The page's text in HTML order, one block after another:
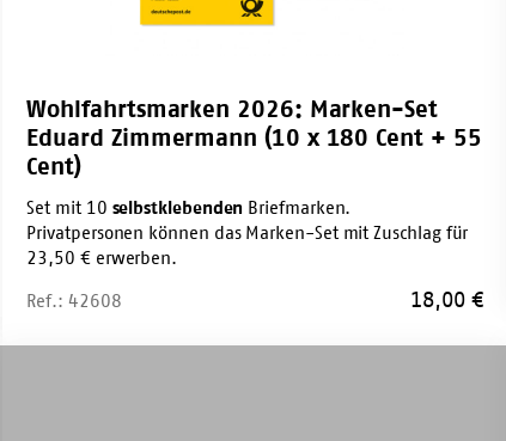
Wohlfahrtsmarken 2026: Marken-Set
Eduard Zimmermann (10 x 180 Cent + 55
Cent)
Set mit 10 selbstklebenden Briefmarken.
Privatpersonen können das Marken-Set mit Zuschlag für
23,50 € erwerben.
Ref.: 42608 18,00 €
Cent)